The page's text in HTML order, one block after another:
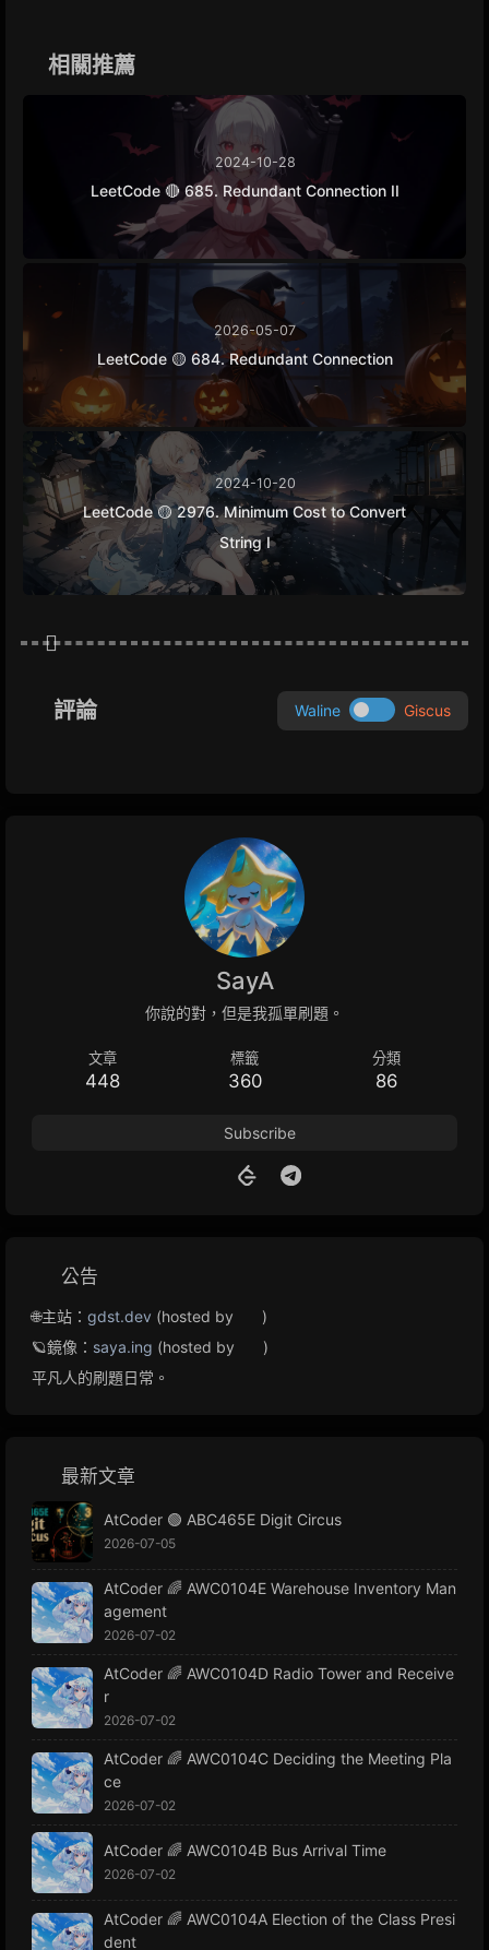
相關推薦
2024-10-28
LeetCode 🔴 685. Redundant Connection II
2026-05-07
LeetCode 🟡 684. Redundant Connection
2024-10-20
LeetCode 🟡 2976. Minimum Cost to Convert
String I
評論 Waline Giscus
SayA
你說的對，但是我孤單刷題。
文章
448
標籤
360
分類
86
Subscribe
公告
🌐主站： gdst.dev (hosted by
)
🪐鏡像： saya.ing (hosted by
)
平凡人的刷題日常。
最新文章
AtCoder 🟢 ABC465E Digit Circus
2026-07-05
AtCoder 🌈 AWC0104E Warehouse Inventory Man
agement
2026-07-02
AtCoder 🌈 AWC0104D Radio Tower and Receive
r
2026-07-02
AtCoder 🌈 AWC0104C Deciding the Meeting Pla
ce
2026-07-02
AtCoder 🌈 AWC0104B Bus Arrival Time
2026-07-02
AtCoder 🌈 AWC0104A Election of the Class Presi
dent